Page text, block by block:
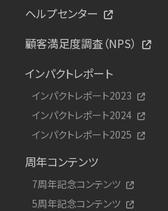
ヘルプセンター
顧客満足度調査（NPS）
インパクトレポート
インパクトレポート2023
インパクトレポート2024
インパクトレポート2025
周年コンテンツ
7周年記念コンテンツ
5周年記念コンテンツ